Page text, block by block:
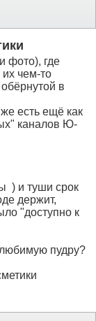
фото), где
чем-то
в
есть ещё как
каналов Ю-
) и туши срок
держит,
"доступно к
пудру?